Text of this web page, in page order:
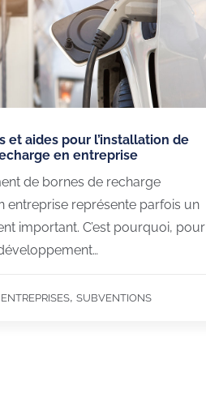
et aides pour l’installation de
en entreprise
de bornes de recharge
entreprise représente parfois un
important. C’est pourquoi, pour
, SUBVENTIONS